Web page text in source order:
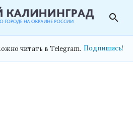
search
читать в Telegram. Подпишись!